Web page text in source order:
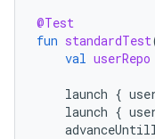
@Test
fun standardTest
val userRepo
launch {
launch {